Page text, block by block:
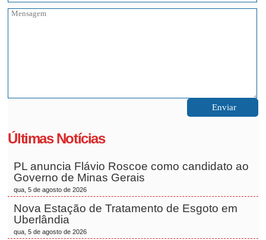
Últimas Notícias
PL anuncia Flávio Roscoe como candidato ao
Governo de Minas Gerais
qua, 5 de agosto de 2026
Nova Estação de Tratamento de Esgoto em
Uberlândia
qua, 5 de agosto de 2026